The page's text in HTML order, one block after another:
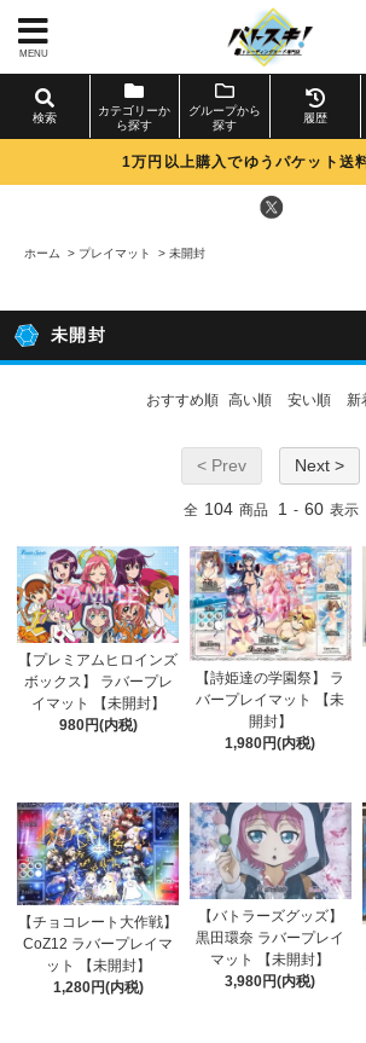
MENU
検索
カテゴリーか
ら探す
グループから
探す
履歴
1万円以上購入でゆうパケット送
ホーム > プレイマット > 未開封
未開封
おすすめ順 高い順 安い順 新
< Prev Next >
全 104 商品 1 - 60 表示
【プレミアムヒロインズ
ボックス】 ラバープレ
イマット 【未開封】
980円(内税)
【詩姫達の学園祭】 ラ
バープレイマット 【未
開封】
1,980円(内税)
【チョコレート大作戦】
CoZ12 ラバープレイマ
ット 【未開封】
1,280円(内税)
【バトラーズグッズ】
黒田環奈 ラバープレイ
マット 【未開封】
3,980円(内税)